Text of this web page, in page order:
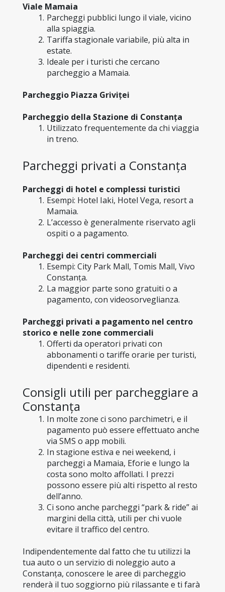
Viale Mamaia
Parcheggi pubblici lungo il viale, vicino
alla spiaggia.
Tariffa stagionale variabile, più alta in
estate.
Ideale per i turisti che cercano
parcheggio a Mamaia.
Parcheggio Piazza Griviței
Parcheggio della Stazione di Constanța
Utilizzato frequentemente da chi viaggia
in treno.
Parcheggi privati a Constanța
Parcheggi di hotel e complessi turistici
Esempi: Hotel Iaki, Hotel Vega, resort a
Mamaia.
L’accesso è generalmente riservato agli
ospiti o a pagamento.
Parcheggi dei centri commerciali
Esempi: City Park Mall, Tomis Mall, Vivo
Constanța.
La maggior parte sono gratuiti o a
pagamento, con videosorveglianza.
Parcheggi privati a pagamento nel centro
storico e nelle zone commerciali
Offerti da operatori privati con
abbonamenti o tariffe orarie per turisti,
dipendenti e residenti.
Consigli utili per parcheggiare a
Constanța
In molte zone ci sono parchimetri, e il
pagamento può essere effettuato anche
via SMS o app mobili.
In stagione estiva e nei weekend, i
parcheggi a Mamaia, Eforie e lungo la
costa sono molto affollati. I prezzi
possono essere più alti rispetto al resto
dell’anno.
Ci sono anche parcheggi “park & ride” ai
margini della città, utili per chi vuole
evitare il traffico del centro.
Indipendentemente dal fatto che tu utilizzi la
tua auto o un servizio di noleggio auto a
Constanța, conoscere le aree di parcheggio
renderà il tuo soggiorno più rilassante e ti farà